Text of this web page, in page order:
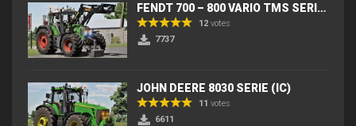
FENDT 700 – 800 VARIO TMS SERIES (IC) V2
12 votes
7737
JOHN DEERE 8030 SERIE (IC)
11 votes
6611